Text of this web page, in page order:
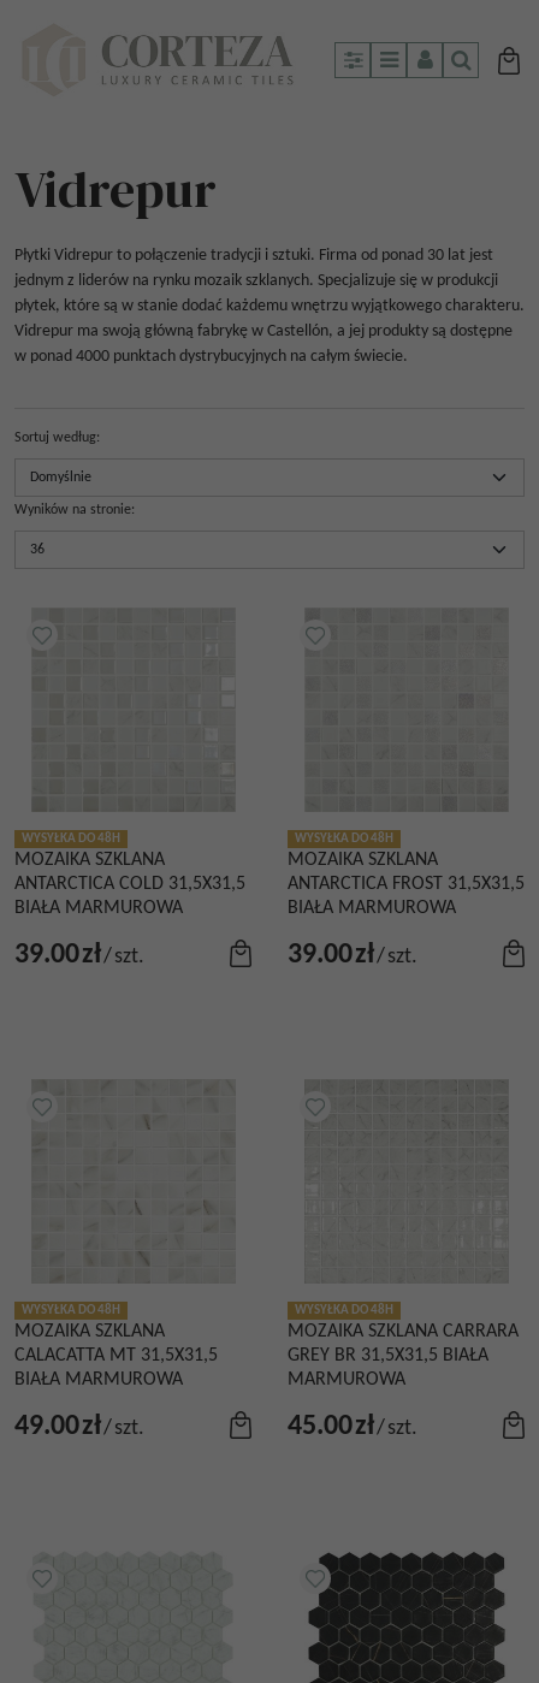
PanelMenuPanelSzukaj
Vidrepur
Płytki Vidrepur to połączenie tradycji i sztuki. Firma od ponad 30 lat jest
jednym z liderów na rynku mozaik szklanych. Specjalizuje się w produkcji
płytek, które są w stanie dodać każdemu wnętrzu wyjątkowego charakteru.
Vidrepur ma swoją główną fabrykę w Castellón, a jej produkty są dostępne
w ponad 4000 punktach dystrybucyjnych na całym świecie.
Sortuj według:
Wyników na stronie:
WYSYŁKA DO 48H
MOZAIKA SZKLANA
ANTARCTICA COLD 31,5X31,5
BIAŁA MARMUROWA
39.00zł/szt.
WYSYŁKA DO 48H
MOZAIKA SZKLANA
ANTARCTICA FROST 31,5X31,5
BIAŁA MARMUROWA
39.00zł/szt.
WYSYŁKA DO 48H
MOZAIKA SZKLANA
CALACATTA MT 31,5X31,5
BIAŁA MARMUROWA
49.00zł/szt.
WYSYŁKA DO 48H
MOZAIKA SZKLANA CARRARA
GREY BR 31,5X31,5 BIAŁA
MARMUROWA
45.00zł/szt.